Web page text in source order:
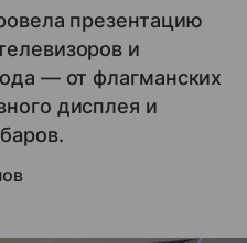
презентацию
и
— от флагманских
дисплея и